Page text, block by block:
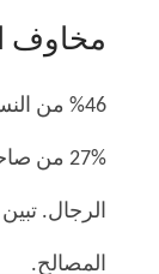
مخاوف
المصالح.